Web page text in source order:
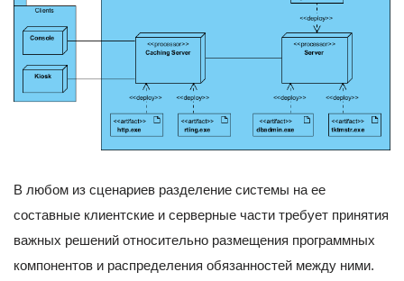
В любом из сценариев разделение системы на ее
составные клиентские и серверные части требует принятия
важных решений относительно размещения программных
компонентов и распределения обязанностей между ними.